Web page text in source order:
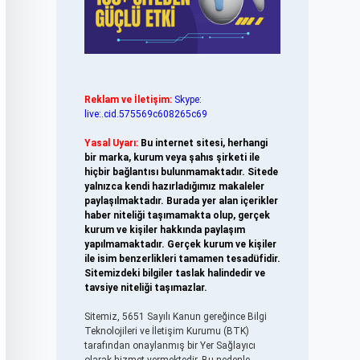
Reklam ve İletişim: Skype:
live:.cid.575569c608265c69
Yasal Uyarı: Bu internet sitesi, herhangi
bir marka, kurum veya şahıs şirketi ile
hiçbir bağlantısı bulunmamaktadır. Sitede
yalnızca kendi hazırladığımız makaleler
paylaşılmaktadır. Burada yer alan içerikler
haber niteliği taşımamakta olup, gerçek
kurum ve kişiler hakkında paylaşım
yapılmamaktadır. Gerçek kurum ve kişiler
ile isim benzerlikleri tamamen tesadüfidir.
Sitemizdeki bilgiler taslak halindedir ve
tavsiye niteliği taşımazlar.
Sitemiz, 5651 Sayılı Kanun gereğince Bilgi
Teknolojileri ve İletişim Kurumu (BTK)
tarafından onaylanmış bir Yer Sağlayıcı